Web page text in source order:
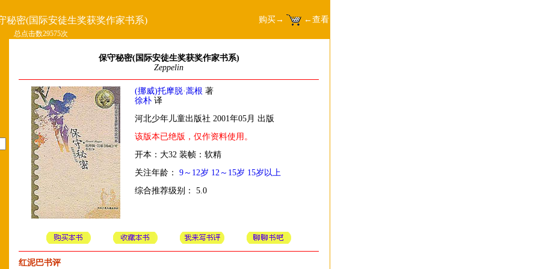
秘密(国际安徒生奖获奖作家书系) 购买→ ←查看
总点击数29575次
保守秘密(国际安徒生奖获奖作家书系)
Zeppelin
(挪威)托摩脱·蒿根 著
徐朴 译
河北少年儿童出版社 2001年05月 出版
该版本已绝版，仅作资料使用。
开本：大32 装帧：软精
关注年龄： 9～12岁 12～15岁 15岁以上
综合推荐级别： 5.0
红泥巴书评